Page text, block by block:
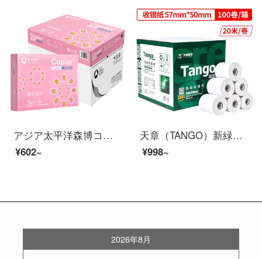
アジア太平洋森博コピーコーラa 4プリント用紙70 gネット販売の爆発的な百旺コピー用紙の大量両面印刷の原稿用紙の白い紙の多機能offti紙の粉コーラA 4-70 g-5包装/箱（2500枚）
¥602~
天章（TANGO）新緑天章の中で高品質で感熱性の高い銀紙57。×50 mmの米団のテイクアウトpoスーパーの小さい切符の100巻（20メートル/巻き）の銀機の紙の足の米の数を印刷します
¥998~
2026年8月